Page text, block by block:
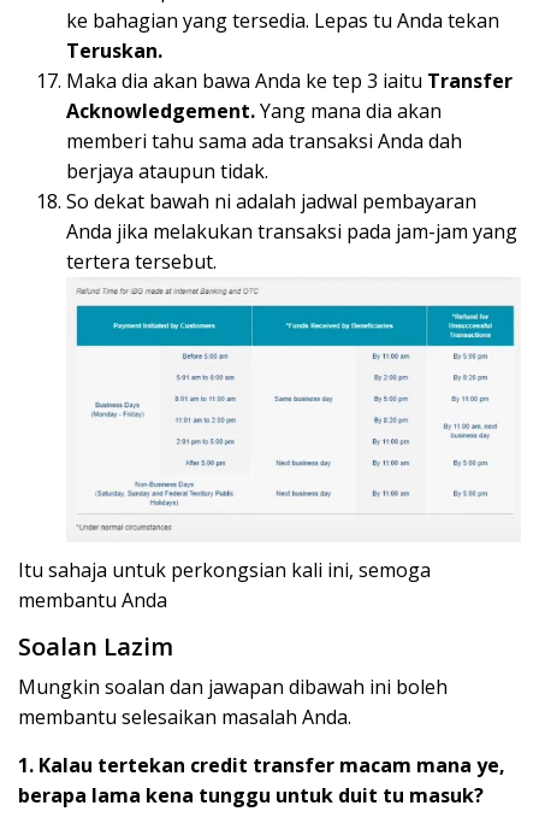
ke bahagian yang tersedia. Lepas tu Anda tekan
Teruskan.
Maka dia akan bawa Anda ke tep 3 iaitu Transfer
Acknowledgement.Yang mana dia akan
memberi tahu sama ada transaksi Anda dah
berjaya ataupun tidak.
So dekat bawah ni adalah jadwal pembayaran
Anda jika melakukan transaksi pada jam-jam yang
tertera tersebut.
Itu sahaja untuk perkongsian kali ini, semoga
membantu Anda
Soalan Lazim
Mungkin soalan dan jawapan dibawah ini boleh
membantu selesaikan masalah Anda.
1. Kalau tertekan credit transfer macam mana ye,
berapa lama kena tunggu untuk duit tu masuk?